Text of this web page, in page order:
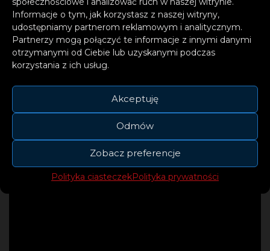
Informacje o tym, jak korzystasz z naszej witryny,
udostępniamy partnerom reklamowym i analitycznym.
Partnerzy mogą połączyć te informacje z innymi danymi
otrzymanymi od Ciebie lub uzyskanymi podczas
korzystania z ich usług.
Akceptuję
Odmów
Zobacz preferencje
Polityka ciasteczekPolityka prywatności
sesję live w spektakularnej
lokalizacji, możliwie wysoko,
najlepiej z głową w chmurach
– wspomina Michał Szczygieł.